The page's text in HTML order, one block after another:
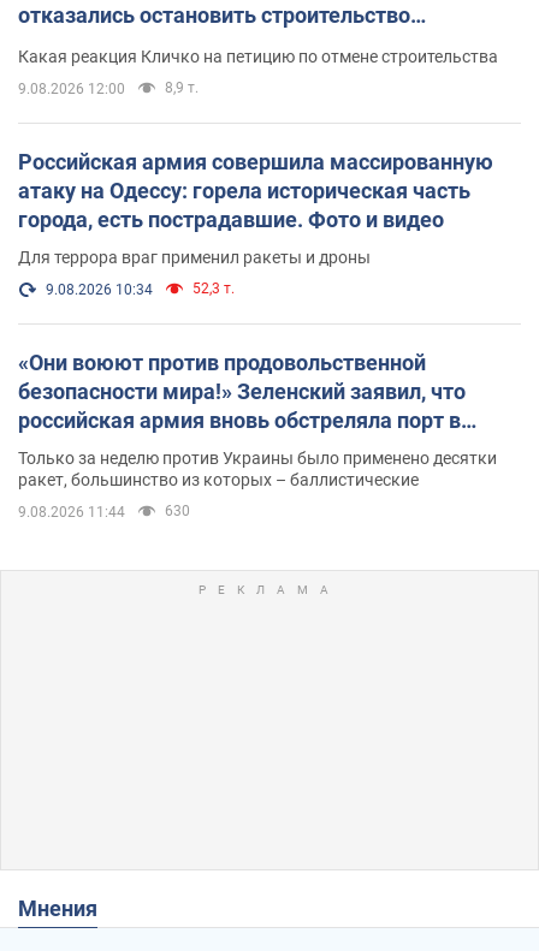
отказались остановить строительство
Какая реакция Кличко на петицию по отмене строительства
9.08.2026 12:00 8,9 т.
Российская армия совершила массированную
атаку на Одессу: горела историческая часть
города, есть пострадавшие. Фото и видео
Для террора враг применил ракеты и дроны
9.08.2026 10:34 52,3 т.
«Они воюют против продовольственной
безопасности мира!» Зеленский заявил, что
российская армия вновь обстреляла порт в
Одессе
Только за неделю против Украины было применено десятки
ракет, большинство из которых – баллистические
9.08.2026 11:44 630
Мнения